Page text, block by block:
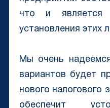
что и является
установления этих
Мы очень
вариантов будет
нового налогового
обеспечит